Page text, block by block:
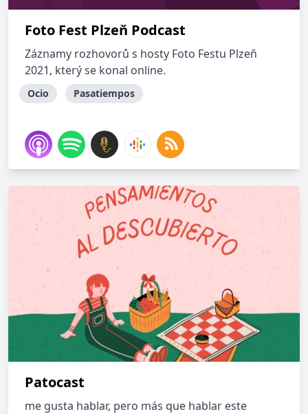
Foto Fest Plzeň Podcast
Záznamy rozhovorů s hosty Foto Festu Plzeň
2021, který se konal online.
Ocio Pasatiempos
Patocast
me gusta hablar, pero más que hablar este